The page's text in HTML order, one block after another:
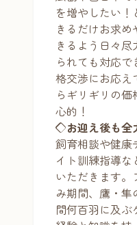
を増やしたい
きるだけお求
きるよう日々
られても対応
格交渉にお応え
らギリギリの
心的！
◇お迎え後も全
飼育相談や健康
イト訓練指導な
いただきます
み期間、鷹・
間何百羽に及ぶ